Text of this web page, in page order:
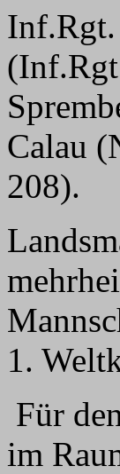
Calau
208).
1.
Für
im